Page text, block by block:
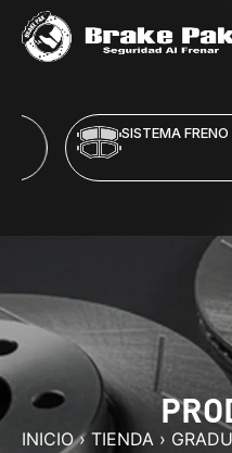
SISTEMA FRENO DE
INICIO› TIENDA ›